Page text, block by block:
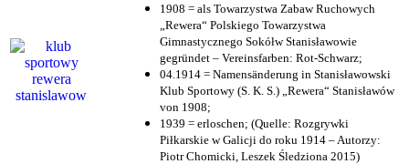
1908 = als Towarzystwa Zabaw Ruchowych
„Rewera“ Polskiego Towarzystwa
Gimnastycznego Sokółw Stanisławowie
gegründet – Vereinsfarben: Rot-Schwarz;
04.1914 = Namensänderung in Stanisławowski
Klub Sportowy (S. K. S.) „Rewera“ Stanisławów
von 1908;
1939 = erloschen; (Quelle: Rozgrywki
Piłkarskie w Galicji do roku 1914 – Autorzy:
Piotr Chomicki, Leszek Śledziona 2015)